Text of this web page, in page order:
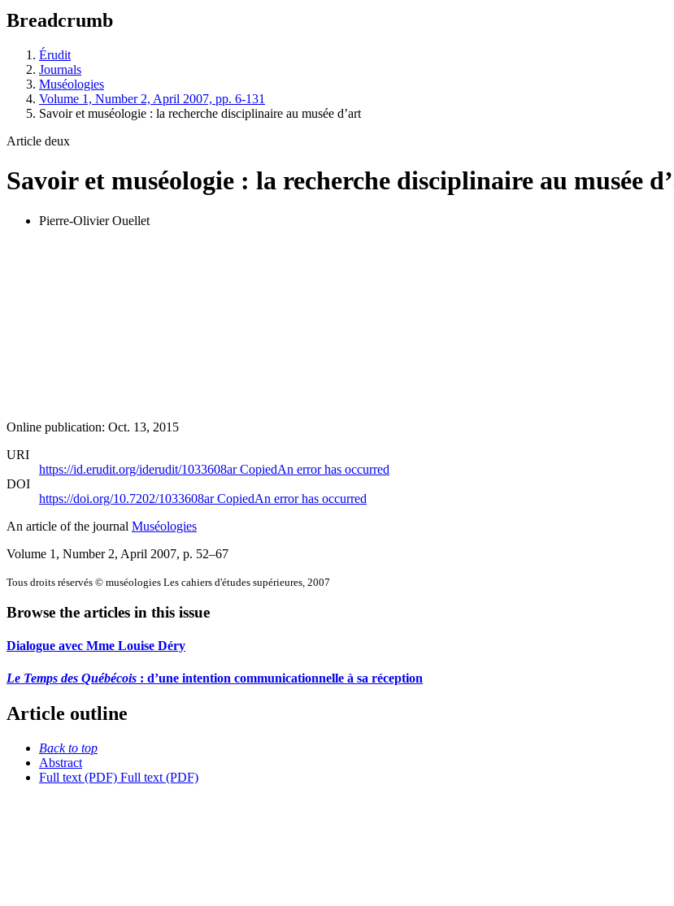
Breadcrumb
Érudit
Journals
Muséologies
Volume 1, Number 2, April 2007, pp. 6-131
Savoir et muséologie : la recherche disciplinaire au musée d’art
Article deux
Savoir et muséologie : la recherche disciplinaire au musée
Pierre-Olivier Ouellet
Online publication: Oct. 13, 2015
URI
https://id.erudit.org/iderudit/1033608arCopiedAn error has occurred
DOI
https://doi.org/10.7202/1033608arCopiedAn error has occurred
An article of the journal Muséologies
Volume 1, Number 2, April 2007, p. 52–67
Tous droits réservés © muséologies Les cahiers d'études supérieures, 2007
Browse the articles in this issue
Dialogue avec Mme Louise Déry
Le Temps des Québécois : d’une intention communicationnelle à sa réception
Article outline
Back to top
Abstract
Full text (PDF) Full text (PDF)